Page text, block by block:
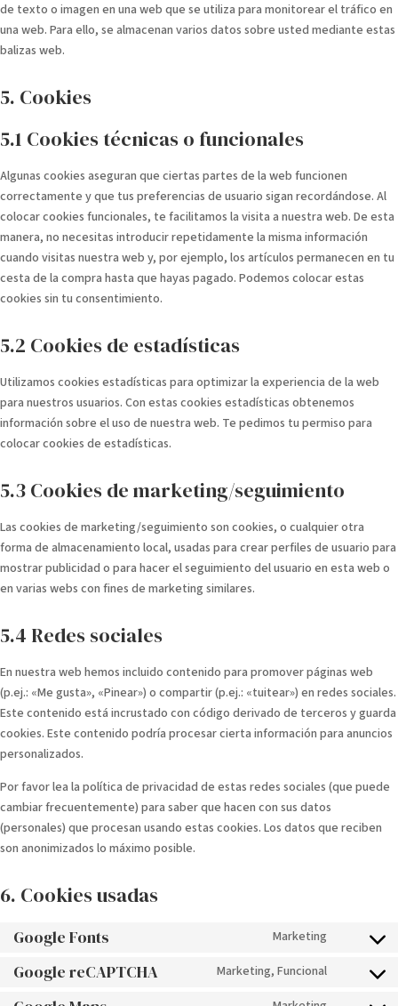
de texto o imagen en una web que se utiliza para monitorear el tráfico en
una web. Para ello, se almacenan varios datos sobre usted mediante estas
balizas web.
5. Cookies
5.1 Cookies técnicas o funcionales
Algunas cookies aseguran que ciertas partes de la web funcionen
correctamente y que tus preferencias de usuario sigan recordándose. Al
colocar cookies funcionales, te facilitamos la visita a nuestra web. De esta
manera, no necesitas introducir repetidamente la misma información
cuando visitas nuestra web y, por ejemplo, los artículos permanecen en tu
cesta de la compra hasta que hayas pagado. Podemos colocar estas
cookies sin tu consentimiento.
5.2 Cookies de estadísticas
Utilizamos cookies estadísticas para optimizar la experiencia de la web
para nuestros usuarios. Con estas cookies estadísticas obtenemos
información sobre el uso de nuestra web. Te pedimos tu permiso para
colocar cookies de estadísticas.
5.3 Cookies de marketing/seguimiento
Las cookies de marketing/seguimiento son cookies, o cualquier otra
forma de almacenamiento local, usadas para crear perfiles de usuario para
mostrar publicidad o para hacer el seguimiento del usuario en esta web o
en varias webs con fines de marketing similares.
5.4 Redes sociales
En nuestra web hemos incluido contenido para promover páginas web
(p.ej.: «Me gusta», «Pinear») o compartir (p.ej.: «tuitear») en redes sociales.
Este contenido está incrustado con código derivado de terceros y guarda
cookies. Este contenido podría procesar cierta información para anuncios
personalizados.
Por favor lea la política de privacidad de estas redes sociales (que puede
cambiar frecuentemente) para saber que hacen con sus datos
(personales) que procesan usando estas cookies. Los datos que reciben
son anonimizados lo máximo posible.
6. Cookies usadas
Google Fonts Marketing
Consent
Google reCAPTCHA Marketing, Funcional
Consent